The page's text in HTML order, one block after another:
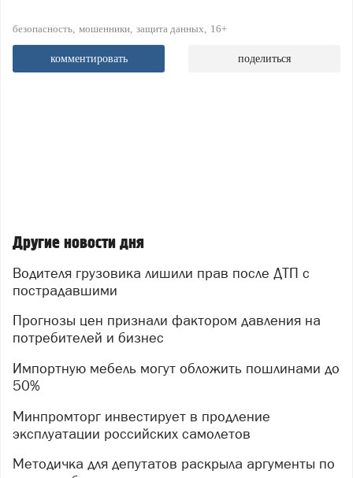
безопасность мошенники защита данных 16+
комментировать поделиться
Другие новости дня
Водителя грузовика лишили прав после ДТП с
пострадавшими
Прогнозы цен признали фактором давления на
потребителей и бизнес
Импортную мебель могут обложить пошлинами до
50%
Минпромторг инвестирует в продление
эксплуатации российских самолетов
Методичка для депутатов раскрыла аргументы по